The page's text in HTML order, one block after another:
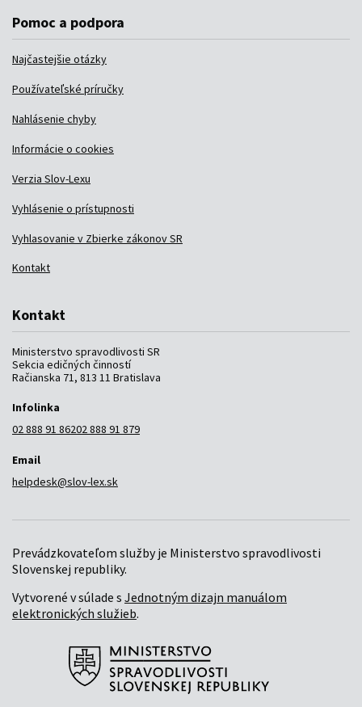
Pomoc a podpora
Najčastejšie otázky
Používateľské príručky
Nahlásenie chyby
Informácie o cookies
Verzia Slov-Lexu
Vyhlásenie o prístupnosti
Vyhlasovanie v Zbierke zákonov SR
Kontakt
Kontakt
Ministerstvo spravodlivosti SR
Sekcia edičných činností
Račianska 71, 813 11 Bratislava
Infolinka
02 888 91 86202 888 91 879
Email
helpdesk@slov-lex.sk
Prevádzkovateľom služby je Ministerstvo spravodlivosti
Slovenskej republiky.
Vytvorené v súlade s Jednotným dizajn manuálom
elektronických služieb.